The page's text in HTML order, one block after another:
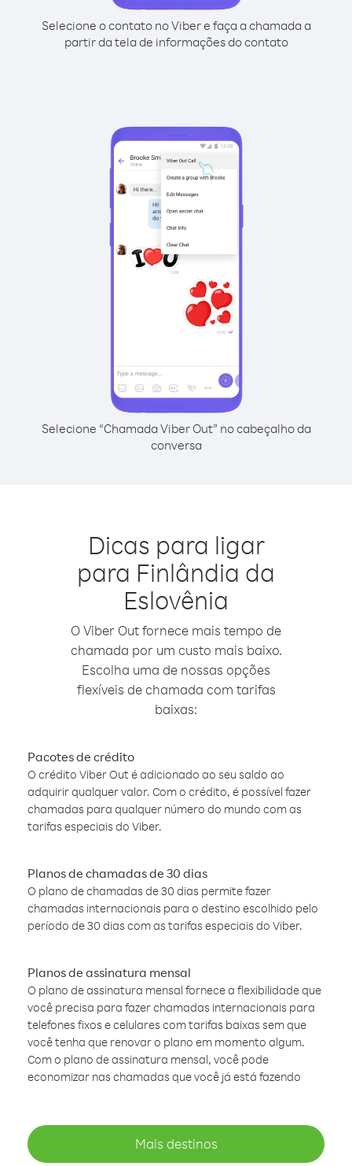
Selecione o contato no Viber e faça a chamada a
partir da tela de informações do contato
Selecione “Chamada Viber Out” no cabeçalho da
conversa
Dicas para ligar
para Finlândia da
Eslovênia
O Viber Out fornece mais tempo de
chamada por um custo mais baixo.
Escolha uma de nossas opções
flexíveis de chamada com tarifas
baixas:
Pacotes de crédito
O crédito Viber Out é adicionado ao seu saldo ao
adquirir qualquer valor. Com o crédito, é possível fazer
chamadas para qualquer número do mundo com as
tarifas especiais do Viber.
Planos de chamadas de 30 dias
O plano de chamadas de 30 dias permite fazer
chamadas internacionais para o destino escolhido pelo
período de 30 dias com as tarifas especiais do Viber.
Planos de assinatura mensal
O plano de assinatura mensal fornece a flexibilidade que
você precisa para fazer chamadas internacionais para
telefones fixos e celulares com tarifas baixas sem que
você tenha que renovar o plano em momento algum.
Com o plano de assinatura mensal, você pode
economizar nas chamadas que você já está fazendo
Mais destinos